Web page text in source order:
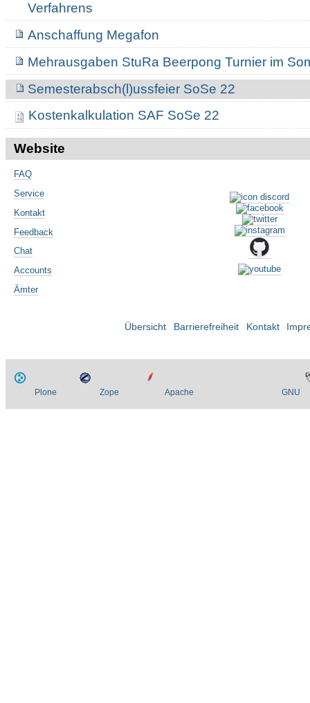
Verfahrens
Anschaffung Megafon
Mehrausgaben StuRa Beerpong Turnier im
Semesterabsch(l)ussfeier SoSe 22
Kostenkalkulation SAF SoSe 22
Website
FAQ
Service
Kontakt
Feedback
Chat
Accounts
Ämter
Übersicht Barrierefreiheit Kontakt
Plone Zope Apache GNU